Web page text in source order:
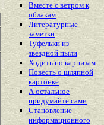
Вместе с ветром к
облакам
Литературные
заметки
Туфельки из
звездной пыли
Ходить по карнизам
Повесть о шляпной
картонке
А остальное
придумайте сами
Становление
информационного